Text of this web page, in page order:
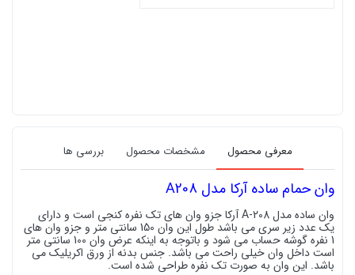
معرفی محصول مشخصات محصول بررسی ها
وان حمام ساده آرکا مدل A208
وان ساده مدل A-208 آرکا جزو وان های تک نفره کنجی است و دارای
یک عدد زیر سری می باشد طول این وان 150 سانتی متر و جزو وان های
1 نفره گوشه حساب می شود و باتوجه به اینکه عرض وان 100 سانتی متر
است داخل وان خیلی راحت می باشد. جنس بدنه از ورق اکریلیک می
باشد. این وان به صورت تک نفره طراحی شده است.